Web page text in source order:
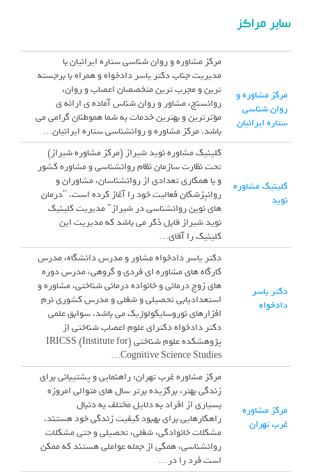
سایر مراکز
مرکز مشاوره و
روان شناسی
ستاره ایرانیان
مرکز مشاوره و روان شناسی ستاره ایرانیان با
مدیریت جناب دکتر یاسر دادخواه و همراه با برجسته
ترین و مجرب ترین متخصصان اعصاب و روان،
روانسنج، مشاور و روان شناس آماده ی ارائه ی
مؤثرترین و بهترین خدمات به شما هموطنان گرامی می
باشد. مرکز مشاوره و روانشناسی ستاره ایرانیان…
کلینیک مشاوره
نوید
کلینیک مشاوره نوید شیراز (مرکز مشاوره شیراز)
تحت نظارت سازمان نظام روانشناسی و مشاوره کشور
و با همکاری تعدادی از روانشناسان، مشاوران و
روانپزشکان فعالیت خود را آغاز کرده است. "درمان
های نوین روانشناسی در شیراز" مدیریت کلینیک
نوید شیراز قابل ذکر می باشد که مدیریت این
کلینیک را آقای…
دکتر یاسر
دادخواه
دکتر یاسر دادخواه مشاور و مدرس دانشگاه، مدرس
کارگاه های مشاوره ای فردی و گروهی، مدرس دوره
های زوج درمانی و خانواده درمانی شناختی، مشاوره و
استعدادیابی تحصیلی و شغلی و مدرس کشوری نرم
افزارهای نوروسایکولوژیک می باشد. سوابق علمی
دکتر دادخواه دکترای علوم اعصاب شناختی از
پژوهشکده علوم شناختی (IRICSS (Institute for
Cognitive Science Studies…
مرکز مشاوره
غرب تهران
مرکز مشاوره غرب تهران: راهنمایی و پشتیبانی برای
زندگی بهتر، برگزیده برتر سال های متوالی امروزه
بسیاری از افراد به دلایل مختلف به دنبال
راهکارهایی برای بهبود کیفیت زندگی خود هستند.
مشکلات خانوادگی، شغلی، تحصیلی و حتی مشکلات
روانشناسی، همگی از جمله عواملی هستند که ممکن
است فرد را در…